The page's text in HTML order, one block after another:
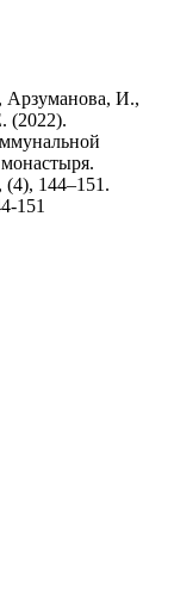
И.,
(2022).
, (4), 144–151.
151